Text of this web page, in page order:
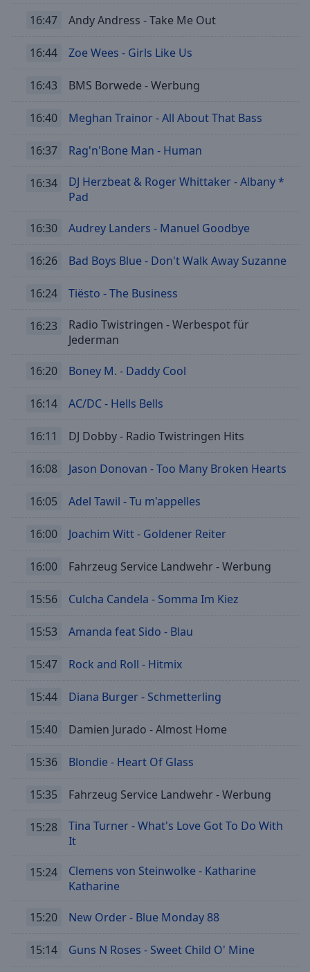
window.
16:47 Andy Andress - Take Me Out
16:44 Zoe Wees - Girls Like Us
16:43 BMS Borwede - Werbung
16:40 Meghan Trainor - All About That Bass
16:37 Rag'n'Bone Man - Human
16:34
DJ Herzbeat & Roger Whittaker - Albany *
Pad
16:30 Audrey Landers - Manuel Goodbye
16:26 Bad Boys Blue - Don't Walk Away Suzanne
16:24 Tiësto - The Business
16:23
Radio Twistringen - Werbespot für
Jederman
16:20 Boney M. - Daddy Cool
16:14 AC/DC - Hells Bells
16:11 DJ Dobby - Radio Twistringen Hits
16:08 Jason Donovan - Too Many Broken Hearts
16:05 Adel Tawil - Tu m'appelles
16:00 Joachim Witt - Goldener Reiter
16:00 Fahrzeug Service Landwehr - Werbung
15:56 Culcha Candela - Somma Im Kiez
15:53 Amanda feat Sido - Blau
15:47 Rock and Roll - Hitmix
15:44 Diana Burger - Schmetterling
15:40 Damien Jurado - Almost Home
15:36 Blondie - Heart Of Glass
15:35 Fahrzeug Service Landwehr - Werbung
15:28
Tina Turner - What's Love Got To Do With
It
15:24
Clemens von Steinwolke - Katharine
Katharine
15:20 New Order - Blue Monday 88
15:14 Guns N Roses - Sweet Child O' Mine